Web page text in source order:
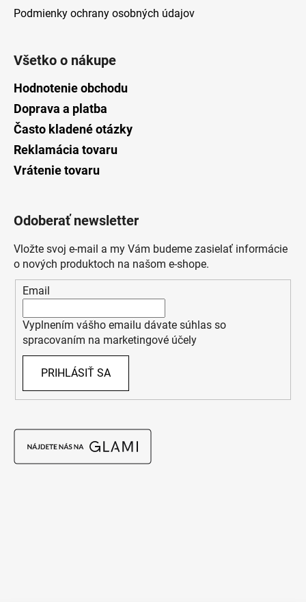
Podmienky ochrany osobných údajov
Všetko o nákupe
Hodnotenie obchodu
Doprava a platba
Často kladené otázky
Reklamácia tovaru
Vrátenie tovaru
Odoberať newsletter
Vložte svoj e-mail a my Vám budeme zasielať informácie
o nových produktoch na našom e-shope.
Email
Vyplnením vášho emailu dávate súhlas so
spracovaním na marketingové účely
PRIHLÁSIŤ SA